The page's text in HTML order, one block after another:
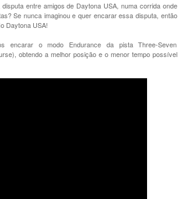
entre amigos de Daytona USA, numa corrida onde
Se nunca imaginou e quer encarar essa disputa, então
Daytona USA!
encarar o modo Endurance da pista Three-Seven
obtendo a melhor posição e o menor tempo possível